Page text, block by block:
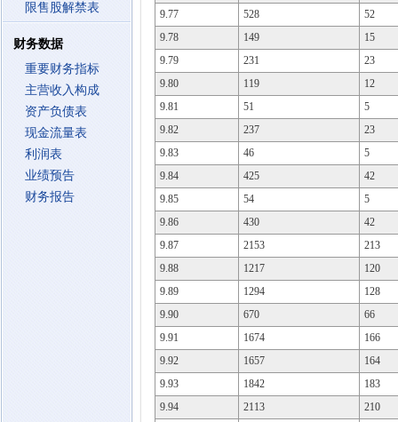
限售股解禁表
财务数据
重要财务指标
主营收入构成
资产负债表
现金流量表
利润表
业绩预告
财务报告
9.77
528
52
9.78
149
15
9.79
231
23
9.80
119
12
9.81
51
5
9.82
237
23
9.83
46
5
9.84
425
42
9.85
54
5
9.86
430
42
9.87
2153
213
9.88
1217
120
9.89
1294
128
9.90
670
66
9.91
1674
166
9.92
1657
164
9.93
1842
183
9.94
2113
210